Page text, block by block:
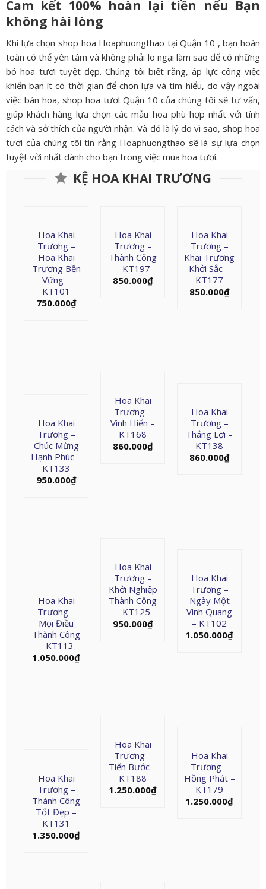
Cam kết 100% hoàn lại tiền nếu Bạn
không hài lòng
Khi lựa chọn shop hoa Hoaphuongthao tại Quận 10 , bạn hoàn
toàn có thể yên tâm và không phải lo ngại làm sao để có những
bó hoa tươi tuyệt đẹp. Chúng tôi biết rằng, áp lực công việc
khiến bạn ít có thời gian để chọn lựa và tìm hiểu, do vậy ngoài
việc bán hoa, shop hoa tươi Quận 10 của chúng tôi sẽ tư vấn,
giúp khách hàng lựa chọn các mẫu hoa phù hợp nhất với tính
cách và sở thích của người nhận. Và đó là lý do vì sao, shop hoa
tươi của chúng tôi tin rằng Hoaphuongthao sẽ là sự lựa chọn
tuyệt vời nhất dành cho bạn trong việc mua hoa tươi.
KỆ HOA KHAI TRƯƠNG
Hoa Khai
Trương –
Hoa Khai
Trương Bền
Vững –
KT101
750.000₫
Hoa Khai
Trương –
Thành Công
– KT197
850.000₫
Hoa Khai
Trương –
Khai Trương
Khởi Sắc –
KT177
850.000₫
Hoa Khai
Trương –
Vinh Hiển –
KT168
860.000₫
Hoa Khai
Trương –
Thắng Lợi –
KT138
860.000₫
Hoa Khai
Trương –
Chúc Mừng
Hạnh Phúc –
KT133
950.000₫
Hoa Khai
Trương –
Khởi Nghiệp
Thành Công
– KT125
950.000₫
Hoa Khai
Trương –
Ngày Một
Vinh Quang
– KT102
1.050.000₫
Hoa Khai
Trương –
Mọi Điều
Thành Công
– KT113
1.050.000₫
Hoa Khai
Trương –
Tiến Bước –
KT188
1.250.000₫
Hoa Khai
Trương –
Hồng Phát –
KT179
1.250.000₫
Hoa Khai
Trương –
Thành Công
Tốt Đẹp –
KT131
1.350.000₫